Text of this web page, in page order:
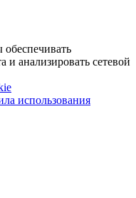
и анализировать сетевой
использования